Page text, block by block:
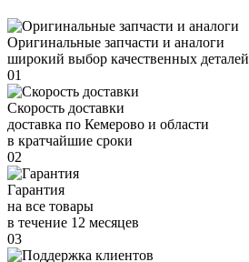
Оригинальные запчасти и аналоги
широкий выбор качественных деталей
01
Скорость доставки
доставка по Кемерово и области
в кратчайшие сроки
02
Гарантия
на все товары
в течение 12 месяцев
03